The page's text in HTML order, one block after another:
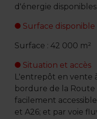
d'énergie
Surface disponible
Surface : 42 000 m²
Situation et accès
L'entrepôt en vente
bordure de la Route
facilement
et A26; et par voie